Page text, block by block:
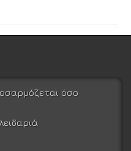
όσο